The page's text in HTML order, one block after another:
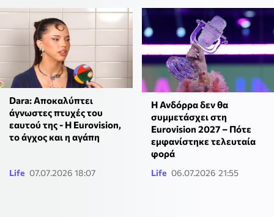
Dara: Αποκαλύπτει
άγνωστες πτυχές του
εαυτού της - Η Eurovision,
το άγχος και η αγάπη
Life 07.07.2026 18:07
Η Ανδόρρα δεν θα
συμμετάσχει στη
Eurovision 2027 – Πότε
εμφανίστηκε τελευταία
φορά
Life 06.07.2026 21:55